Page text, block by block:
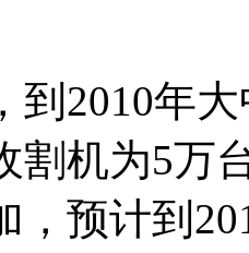
到2010年
割机为5万
，预计到